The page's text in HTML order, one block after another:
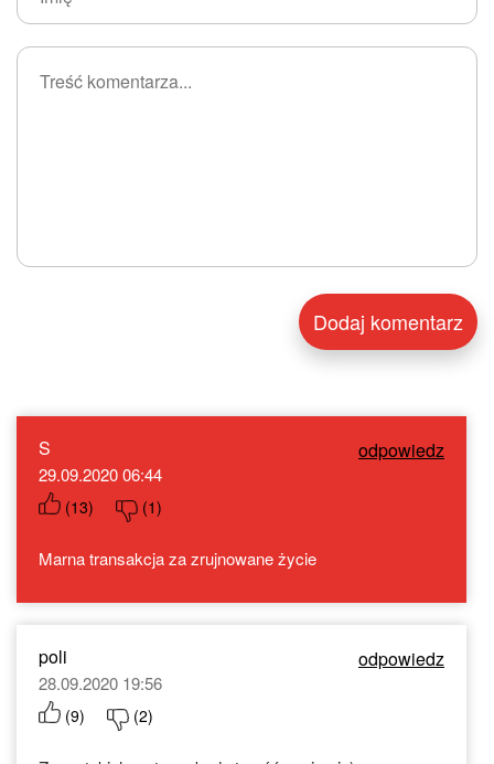
S odpowiedz
29.09.2020 06:44
(13) (1)
Marna transakcja za zrujnowane życie
poli odpowiedz
28.09.2020 19:56
(9) (2)